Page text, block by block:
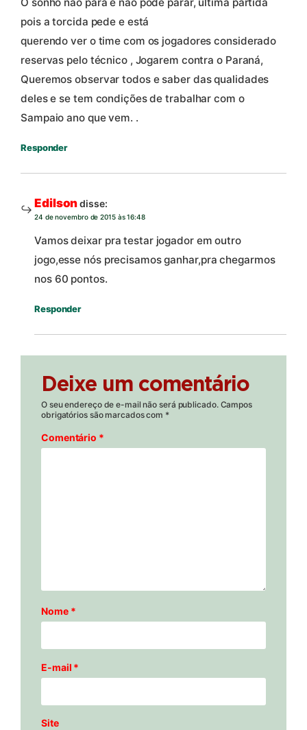
pois a torcida pede e está
querendo ver o time com os jogadores considerado
reservas pelo técnico , Jogarem contra o Paraná,
Queremos observar todos e saber das qualidades
deles e se tem condições de trabalhar com o
Sampaio ano que vem. .
Responder
Edilsondisse:
24 de novembro de 2015 às 16:48
Vamos deixar pra testar jogador em outro
jogo,esse nós precisamos ganhar,pra chegarmos
nos 60 pontos.
Responder
Deixe um comentário
O seu endereço de e-mail não será publicado. Campos
obrigatórios são marcados com *
Comentário *
Nome *
E-mail *
Site